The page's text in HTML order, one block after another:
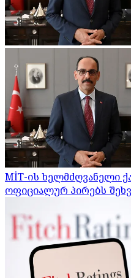
MİT-ის ხელმძღვანელი
ოფიციალურ პირებს